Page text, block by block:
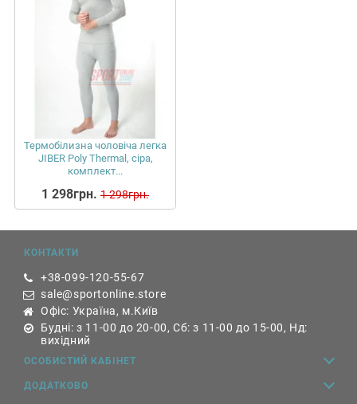
Термобілизна чоловіча легка
JIBER Poly Thermal, сіра,
комплект...
1 298грн. 1 298грн.
КОНТАКТИ
+38-099-120-55-67
sale@sportonline.store
Офіс: Україна, м.Київ
Будні: з 11-00 до 20-00, Сб: з 11-00 до 15-00, Нд:
вихідний
ОСОБИСТИЙ КАБІНЕТ
ДОДАТКОВО